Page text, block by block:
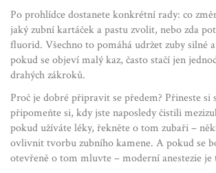
Po prohlídce dostanete konkrétní rady: co
jaký zubní kartáček a pastu zvolit, nebo zda
fluorid. Všechno to pomáhá udržet zuby silné
pokud se objeví malý kaz, často stačí jen
drahých zákroků.
Proč je dobré připravit se předem? Přineste si
připomeňte si, kdy jste naposledy čistili
pokud užíváte léky, řekněte o tom zubaři –
ovlivnit tvorbu zubního kamene. A pokud se
otevřeně o tom mluvte – moderní anestezie je